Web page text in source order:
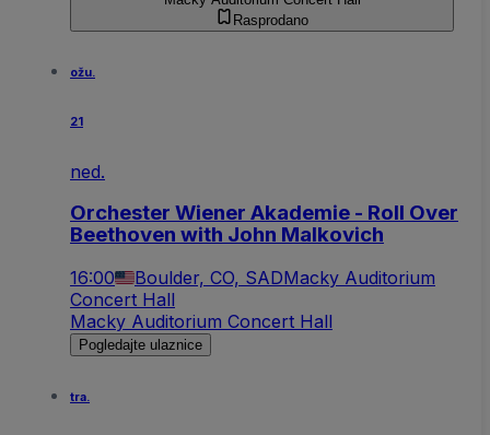
Rasprodano
ožu.
21
ned.
Orchester Wiener Akademie - Roll Over
Beethoven with John Malkovich
16:00 Boulder, CO, SADMacky Auditorium
Concert Hall
Macky Auditorium Concert Hall
Pogledajte ulaznice
tra.